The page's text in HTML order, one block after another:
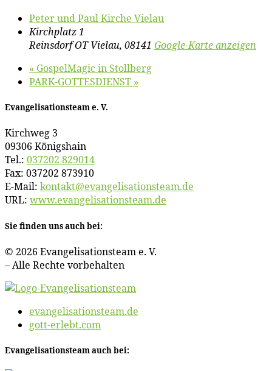
Pe­ter und Paul Kir­che Vielau
Kirchplatz 1
Reinsdorf OT Vielau, 08141 Google-Karte anzeigen
« Gos­pel­Ma­gic in Stollberg
PARK-GOTTESDIENST »
Evan­ge­li­sa­ti­ons­team e. V.
Kirch­weg 3
09306 Königshain
Tel.: 037202 829014
Fax: 037202 873910
E‑Mail: kontakt@​evangelisationsteam.​de
URL: www​.evan​ge​li​sa​ti​ons​team​.de
Sie fin­den uns auch bei:
© 2026 Evan­ge­li­sa­ti­ons­team e. V.
– Al­le Rech­te vorbehalten
evangelisationsteam.de
gott-erlebt.com
Evan­ge­li­sa­ti­ons­team auch bei: